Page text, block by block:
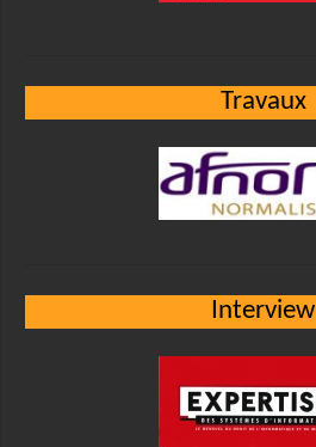
Travaux
Interview